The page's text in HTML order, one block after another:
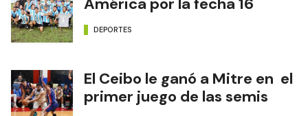
América por la fecha 16
DEPORTES
El Ceibo le ganó a Mitre en el
primer juego de las semis